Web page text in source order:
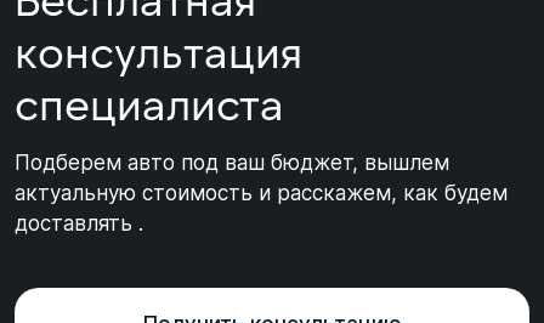
консультация
специалиста
Подберем авто под ваш бюджет, вышлем
актуальную стоимость и расскажем, как будем
доставлять .